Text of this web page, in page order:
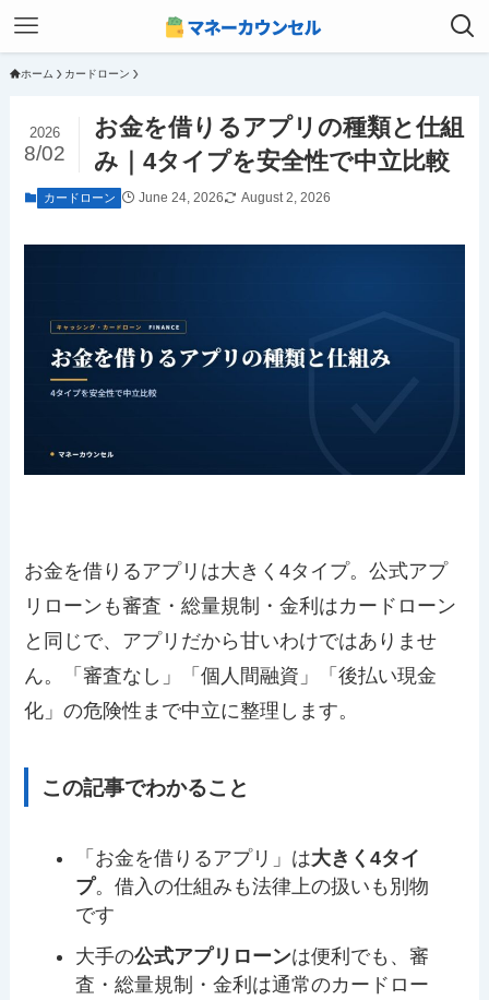
ホーム カードローン
お金を借りるアプリの種類と仕組
み｜4タイプを安全性で中立比較
2026
8/02
カードローン June 24, 2026 August 2, 2026
お金を借りるアプリは大きく4タイプ。公式アプ
リローンも審査・総量規制・金利はカードローン
と同じで、アプリだから甘いわけではありませ
ん。「審査なし」「個人間融資」「後払い現金
化」の危険性まで中立に整理します。
この記事でわかること
「お金を借りるアプリ」は大きく4タイ
プ。借入の仕組みも法律上の扱いも別物
です
大手の公式アプリローンは便利でも、審
査・総量規制・金利は通常のカードロー